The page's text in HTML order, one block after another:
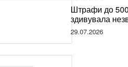
Штрафи до
здивувала
Німеччині та
29.07.2026